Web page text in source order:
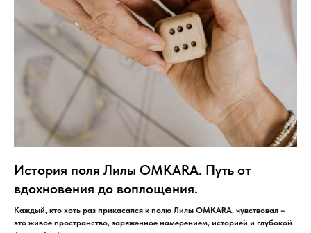
История поля Лилы OMKARA. Путь от
вдохновения до воплощения.
Каждый, кто хоть раз прикасался к полю Лилы OMKARA, чувствовал –
это живое пространство, заряженное намерением, историей и глубокой